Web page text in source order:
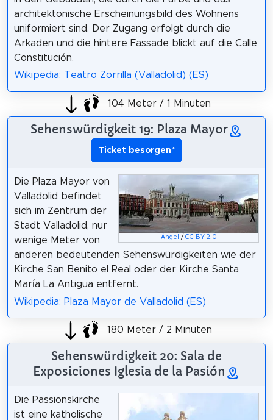
architektonische Erscheinungsbild des Wohnens
uniformiert sind. Der Zugang erfolgt durch die
Arkaden und die hintere Fassade blickt auf die Calle
Constitución.
Wikipedia: Teatro Zorrilla (Valladolid) (ES)
104 Meter / 1 Minuten
Sehenswürdigkeit 19: Plaza Mayor
Ticket besorgen*
Ángel / CC BY 2.0
Die Plaza Mayor von
Valladolid befindet
sich im Zentrum der
Stadt Valladolid, nur
wenige Meter von
anderen bedeutenden Sehenswürdigkeiten wie der
Kirche San Benito el Real oder der Kirche Santa
María La Antigua entfernt.
Wikipedia: Plaza Mayor de Valladolid (ES)
180 Meter / 2 Minuten
Sehenswürdigkeit 20: Sala de
Exposiciones Iglesia de la Pasión
Die Passionskirche
ist eine katholische